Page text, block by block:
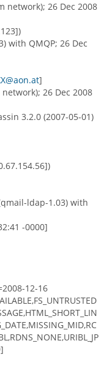
network); 26 Dec 2008
with QMQP; 26 Dec
]
26 Dec 2008
3.2.0 (2007-05-01)
ldap-1.03) with
-0000]
12-16